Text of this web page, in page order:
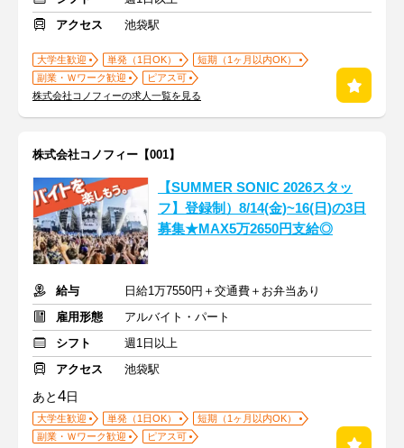
アクセス
池袋駅
大学生歓迎 単発（1日OK）
短期（1ヶ月以内OK）
副業・Ｗワーク歓迎
ピアス可
株式会社コノフィーの求人一覧を見る
株式会社コノフィー【001】
【SUMMER SONIC 2026スタッ
フ】登録制）8/14(金)~16(日)の3日
募集★MAX5万2650円支給◎
給与
日給1万7550円＋交通費＋お弁当あり
雇用形態
アルバイト・パート
シフト
週1日以上
アクセス
池袋駅
あと4日
大学生歓迎 単発（1日OK）
短期（1ヶ月以内OK）
副業・Ｗワーク歓迎
ピアス可